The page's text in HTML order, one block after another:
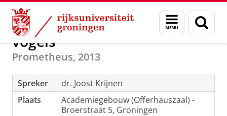
Skip
Content
Skip
Navigation
Menu
en
zoeken
Kevin C. Powers: De gele
vogels
Prometheus, 2013
Spreker
dr. Joost Krijnen
Plaats
Academiegebouw (Offerhauszaal) -
Broerstraat 5, Groningen